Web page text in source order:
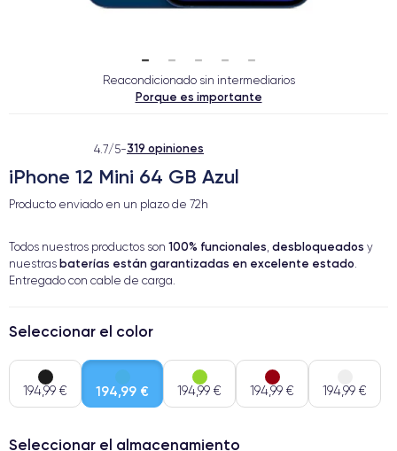
Reacondicionado sin intermediarios
Porque es importante
4.7/5-319 opiniones
iPhone 12 Mini 64 GB Azul
Producto enviado en un plazo de 72h
Todos nuestros productos son 100% funcionales, desbloqueados y
nuestras baterías están garantizadas en excelente estado.
Entregado con cable de carga.
Seleccionar el color
194,99 € 194,99 € 194,99 € 194,99 € 194,99 €
Seleccionar el almacenamiento